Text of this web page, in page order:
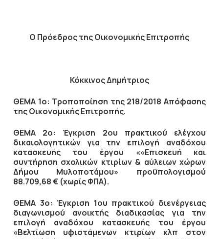
Ο Πρόεδροςτης Οικονομικής Επιτροπής
Κόκκινος Δημήτριος
ΘΕΜΑ 1ο: Τροποποίηση της 218/2018 Απόφασης
της Οικονομικής Επιτροπής.
ΘΕΜΑ 2ο:Έγκριση 2ου πρακτικού ελέγχου
δικαιολογητικών για την επιλογή αναδόχου
κατασκευής του έργου ««Επισκευή και
συντήρηση σχολικών κτιρίων & αύλειων χώρων
Δήμου Μυλοποτάμου» προϋπολογισμού
88.709,68 € (χωρίς ΦΠΑ).
ΘΕΜΑ 3ο: Έγκριση 1ου πρακτικού διενέργειας
διαγωνισμού ανοικτής διαδικασίας για την
επιλογή αναδόχου κατασκευής του έργου
«Βελτίωση υφιστάμενων κτιρίων κλπ στον